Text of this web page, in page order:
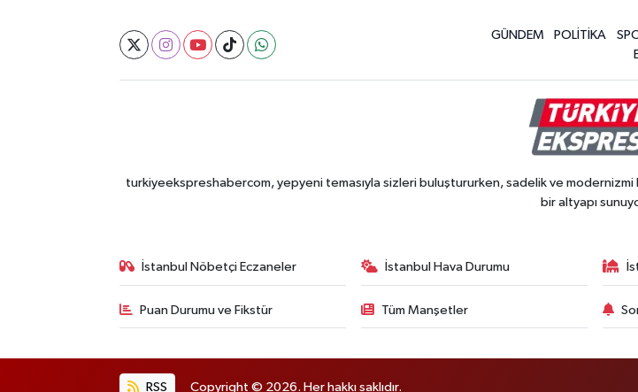
GÜNDEM POLİTİKA
turkiyeekspreshabercom, yepyeni temasıyla sizleri buluştururken, sadelik ve
bir altyapı
İstanbul Nöbetçi Eczaneler İstanbul Hava Durumu
Puan Durumu ve Fikstür Tüm Manşetler
RSS Copyright © 2026. Her hakkı saklıdır.